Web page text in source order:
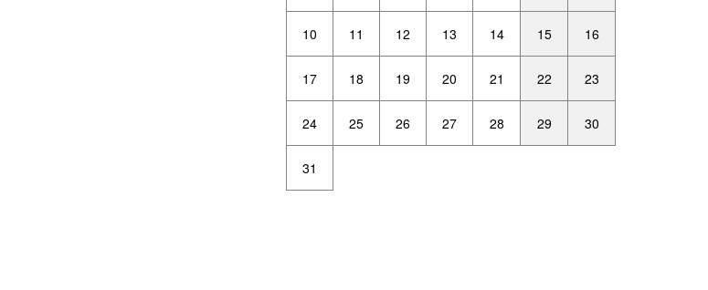
10 11 12 13 14 15 16
17 18 19 20 21 22 23
24 25 26 27 28 29 30
31